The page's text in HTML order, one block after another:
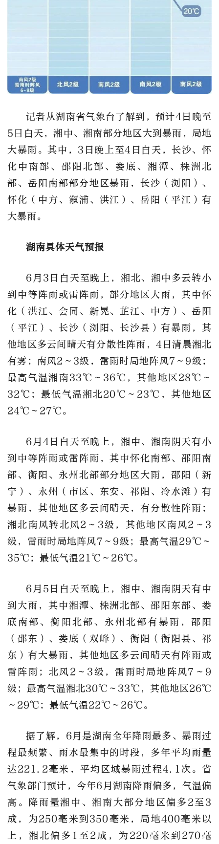
记者从湖南省气象台了解到，预计4日晚至
5日白天，湘中、湘南部分地区大到暴雨，局地
大暴雨。其中，3日晚上至4日白天，长沙、怀
化中南部、邵阳北部、娄底、湘潭、株洲北
部、岳阳南部部分地区暴雨，长沙（浏阳） 、
怀化（中方、溆浦、洪江）、岳阳（平江） 有
大暴雨。
湖南具体天气预报
6月3日白天至晚上，湘北、湘中多云转小
到中等阵雨或雷阵雨，部分地区大雨，其中怀
化（洪江、会同、新晃、芷江、中方）、岳阳
（平江）、长沙（浏阳、长沙县）有暴雨，其
他地区多云间晴天有分散性阵雨，4日清晨湘北
有雾；南风2～3级，雷雨时局地阵风7～9级；
最高气温湘南33℃ ～36℃，其他地区28℃ ～
32℃；最低气温湘北20℃ ～23℃，其他地区
24℃ ～27℃。
6月4日白天至晚上，湘中、湘南阴天有小
到中等阵雨或雷阵雨，其中怀化南部、邵阳南
部、衡阳、永州北部部分地区大雨，邵阳（新
宁）、永州（市区、东安、祁阳、冷水滩）有
暴雨，其他地区多云间晴天，有分散性阵雨；
湘北南风转北风2～3级，其他地区南风2～3
级，雷雨时局地阵风7～9级；最高气温29℃ ～
35℃；最低气温21 ℃ ～26℃。
6月5日白天至晚上，湘中、湘南阴天有中
到大雨，其中湘潭、株洲北部、邵阳东部、娄
底南部、衡阳北部、永州北部有暴雨，邵阳
（邵东）、娄底（双峰）、衡阳（衡阳县、祁
东）有大暴雨，其他地区多云间晴天有阵雨或
雷阵雨；北风2～3级，雷雨时局地阵风7～9
级；最高气温湘北30℃ ～33℃，其他地区26℃
～29℃；最低气温22℃ ～26℃。
据了解， 6月是湖南全年降雨最多、暴雨过
程最频繁、雨水最集中的时段， 多年平均雨量
达221.2毫米，平均区域暴雨过程4.1次。省
气象部门预计， 今年6月湖南降雨偏多，气温偏
高。 降雨量湘中、湘南大部分地区偏多2至3
成，为250毫米到350毫米，局地400毫米以
上，湘北偏多1至2成，为220毫米到270毫